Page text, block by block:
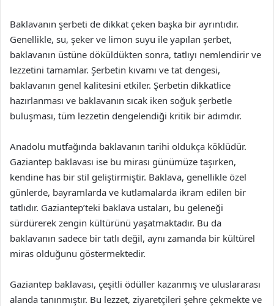
Baklavanın şerbeti de dikkat çeken başka bir ayrıntıdır.
Genellikle, su, şeker ve limon suyu ile yapılan şerbet,
baklavanın üstüne döküldükten sonra, tatlıyı nemlendirir ve
lezzetini tamamlar. Şerbetin kıvamı ve tat dengesi,
baklavanın genel kalitesini etkiler. Şerbetin dikkatlice
hazırlanması ve baklavanın sıcak iken soğuk şerbetle
buluşması, tüm lezzetin dengelendiği kritik bir adımdır.
Anadolu mutfağında baklavanın tarihi oldukça köklüdür.
Gaziantep baklavası ise bu mirası günümüze taşırken,
kendine has bir stil geliştirmiştir. Baklava, genellikle özel
günlerde, bayramlarda ve kutlamalarda ikram edilen bir
tatlıdır. Gaziantep’teki baklava ustaları, bu geleneği
sürdürerek zengin kültürünü yaşatmaktadır. Bu da
baklavanın sadece bir tatlı değil, aynı zamanda bir kültürel
miras olduğunu göstermektedir.
Gaziantep baklavası, çeşitli ödüller kazanmış ve uluslararası
alanda tanınmıştır. Bu lezzet, ziyaretçileri şehre çekmekte ve